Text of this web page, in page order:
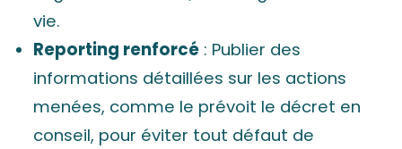
vie.
Reporting renforcé : Publier des
informations détaillées sur les actions
menées, comme le prévoit le décret en
conseil, pour éviter tout défaut de